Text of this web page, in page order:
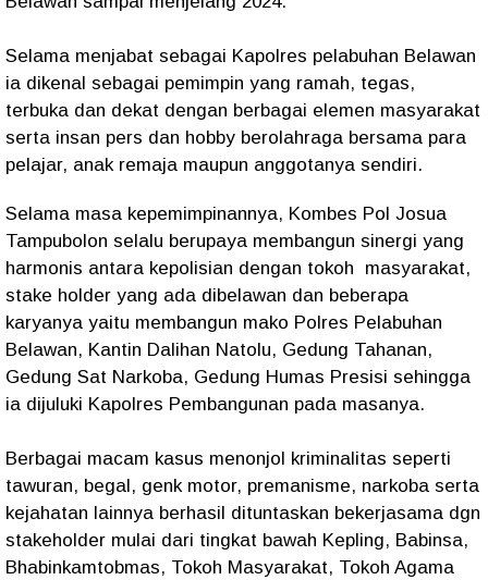
Selama menjabat sebagai Kapolres pelabuhan Belawan
ia dikenal sebagai pemimpin yang ramah, tegas,
terbuka dan dekat dengan berbagai elemen masyarakat
serta insan pers dan hobby berolahraga bersama para
pelajar, anak remaja maupun anggotanya sendiri.
Selama masa kepemimpinannya, Kombes Pol Josua
Tampubolon selalu berupaya membangun sinergi yang
harmonis antara kepolisian dengan tokoh masyarakat,
stake holder yang ada dibelawan dan beberapa
karyanya yaitu membangun mako Polres Pelabuhan
Belawan, Kantin Dalihan Natolu, Gedung Tahanan,
Gedung Sat Narkoba, Gedung Humas Presisi sehingga
ia dijuluki Kapolres Pembangunan pada masanya.
Berbagai macam kasus menonjol kriminalitas seperti
tawuran, begal, genk motor, premanisme, narkoba serta
kejahatan lainnya berhasil dituntaskan bekerjasama dgn
stakeholder mulai dari tingkat bawah Kepling, Babinsa,
Bhabinkamtobmas, Tokoh Masyarakat, Tokoh Agama